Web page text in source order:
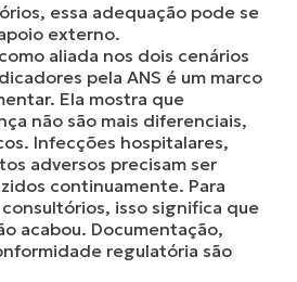
essa adequação pode se
externo.
aliada nos dois cenários
pela ANS é um marco
Ela mostra que
não são mais diferenciais,
Infecções hospitalares,
adversos precisam ser
continuamente. Para
isso significa que
acabou. Documentação,
regulatória são